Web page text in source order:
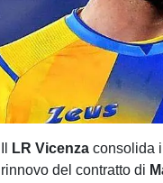
LR Vicenzaconsolida
rinnovo del contratto di